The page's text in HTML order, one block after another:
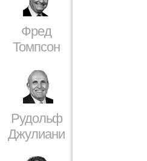
Фред
Томпсон
Рудольф
Джулиани